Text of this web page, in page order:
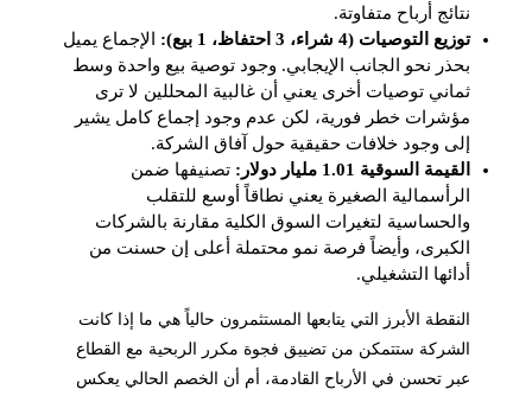
نتائج أرباح متفاوتة.
توزيع التوصيات (4 شراء، 3 احتفاظ، 1 بيع):
الإجماع يميل
بحذر نحو الجانب الإيجابي. وجود توصية بيع واحدة وسط
ثماني توصيات أخرى يعني أن غالبية المحللين لا ترى
مؤشرات خطر فورية، لكن عدم وجود إجماع كامل يشير
إلى وجود خلافات حقيقية حول آفاق الشركة.
القيمة السوقية 1.01 مليار دولار:
تصنيفها ضمن
الرأسمالية الصغيرة يعني نطاقاً أوسع للتقلب
والحساسية لتغيرات السوق الكلية مقارنة بالشركات
الكبرى، وأيضاً فرصة نمو محتملة أعلى إن حسنت من
أدائها التشغيلي.
النقطة الأبرز التي يتابعها المستثمرون حالياً هي ما إذا كانت
الشركة ستتمكن من تضييق فجوة مكرر الربحية مع القطاع
عبر تحسن في الأرباح القادمة، أم أن الخصم الحالي يعكس